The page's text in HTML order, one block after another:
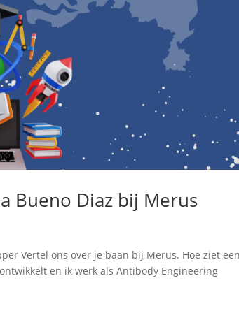
Bueno Diaz bij Merus
Vertel ons over je baan bij Merus. Hoe ziet
en ik werk als Antibody Engineering